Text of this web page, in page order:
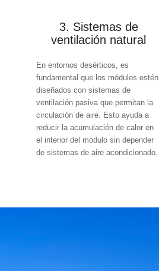
3. Sistemas de
ventilación natural
En entornos desérticos, es
fundamental que los módulos estén
diseñados con sistemas de
ventilación pasiva que permitan la
circulación de aire. Esto ayuda a
reducir la acumulación de calor en
el interior del módulo sin depender
de sistemas de aire acondicionado.